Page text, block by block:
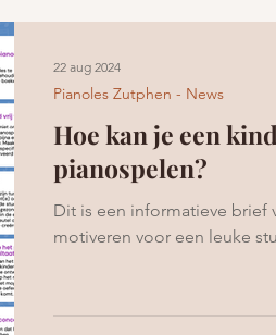
Hoe kan je een
pianospelen?
Dit is een informatieve
motiveren voor een leuke
Pianoles Zutphen - News
22 aug 2024